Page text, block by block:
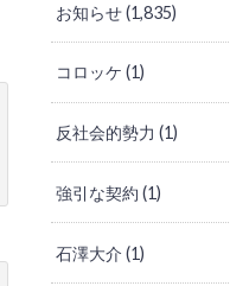
お知らせ(1,835)
コロッケ(1)
反社会的勢力(1)
強引な契約(1)
石澤大介(1)